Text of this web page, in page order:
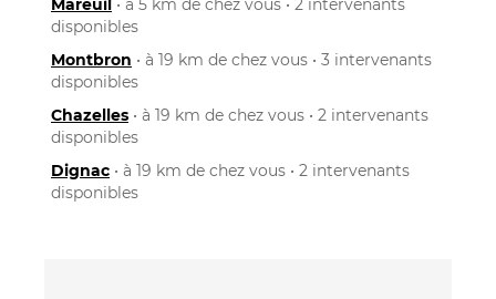
Mareuil • à 5 km de chez vous • 2 intervenants
disponibles
Montbron • à 19 km de chez vous • 3 intervenants
disponibles
Chazelles • à 19 km de chez vous • 2 intervenants
disponibles
Dignac • à 19 km de chez vous • 2 intervenants
disponibles